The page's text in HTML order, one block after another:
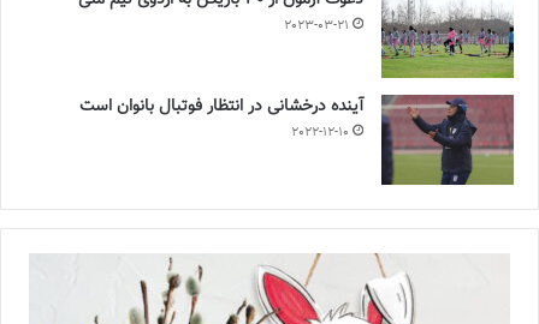
2023-03-21
آینده درخشانی در انتظار فوتبال بانوان است
2022-12-10